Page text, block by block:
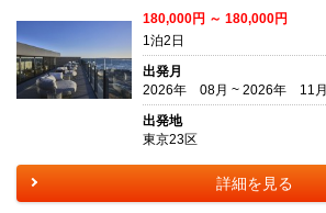
180,000円 ～ 180,000円
1泊2日
出発月
2026年 08月 ~ 2026年 11月
出発地
東京23区
詳細を見る